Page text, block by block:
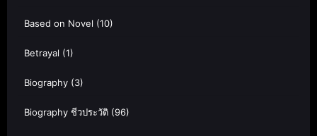
Based on Novel (10)
Betrayal (1)
Biography (3)
Biography ชีวประวัติ (96)